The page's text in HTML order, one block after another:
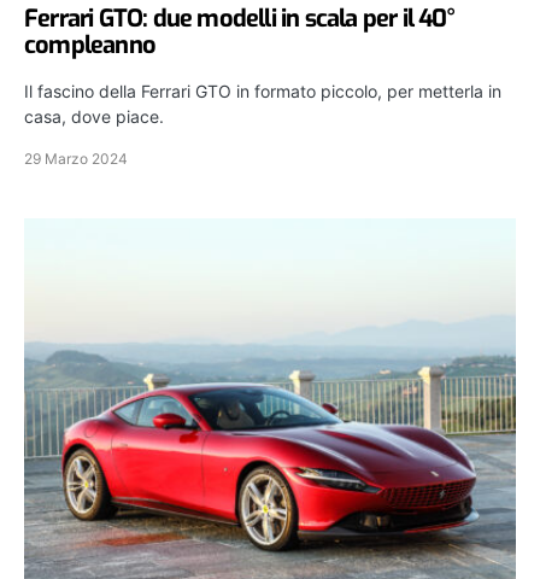
Ferrari GTO: due modelli in scala per il 40°
compleanno
Il fascino della Ferrari GTO in formato piccolo, per metterla in
casa, dove piace.
29 Marzo 2024